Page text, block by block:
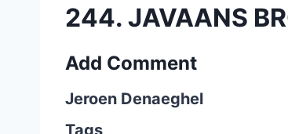
244. JAVAANS
Add Comment
Jeroen Denaeghel